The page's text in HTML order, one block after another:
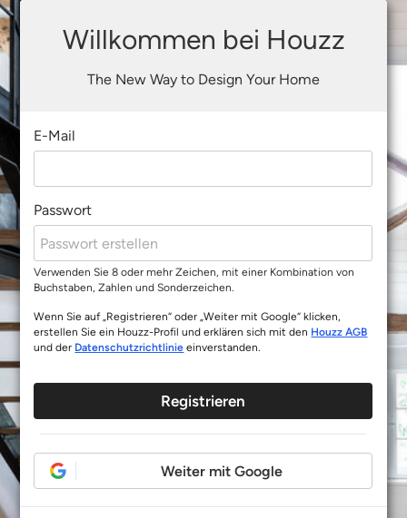
Willkommen bei Houzz
The New Way to Design Your Home
E-Mail
Passwort
Verwenden Sie 8 oder mehr Zeichen, mit einer Kombination von
Buchstaben, Zahlen und Sonderzeichen.
Wenn Sie auf „Registrieren“ oder „Weiter mit Google“ klicken,
erstellen Sie ein Houzz-Profil und erklären sich mit den Houzz AGB
und der Datenschutzrichtlinie einverstanden.
Registrieren
Weiter mit Google